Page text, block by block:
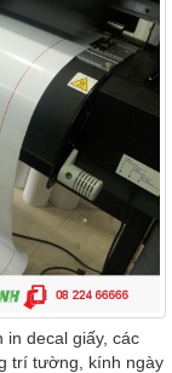
in decal giấy, các
trí tường, kính ngày